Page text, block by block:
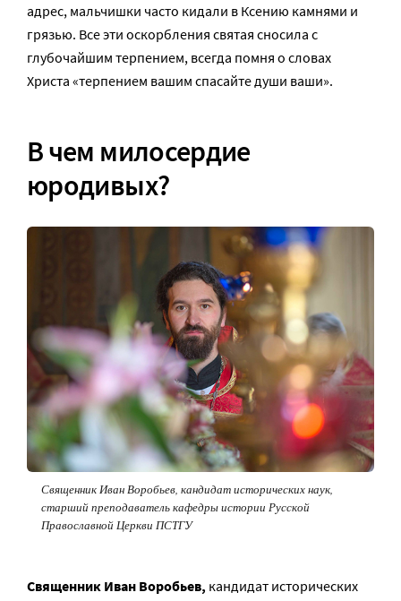
адрес, мальчишки часто кидали в Ксению камнями и
грязью. Все эти оскорбления святая сносила с
глубочайшим терпением, всегда помня о словах
Христа «терпением вашим спасайте души ваши».
В чем милосердие
юродивых?
Священник Иван Воробьев, кандидат исторических наук,
старший преподаватель кафедры истории Русской
Православной Церкви ПСТГУ
Священник Иван Воробьев, кандидат исторических